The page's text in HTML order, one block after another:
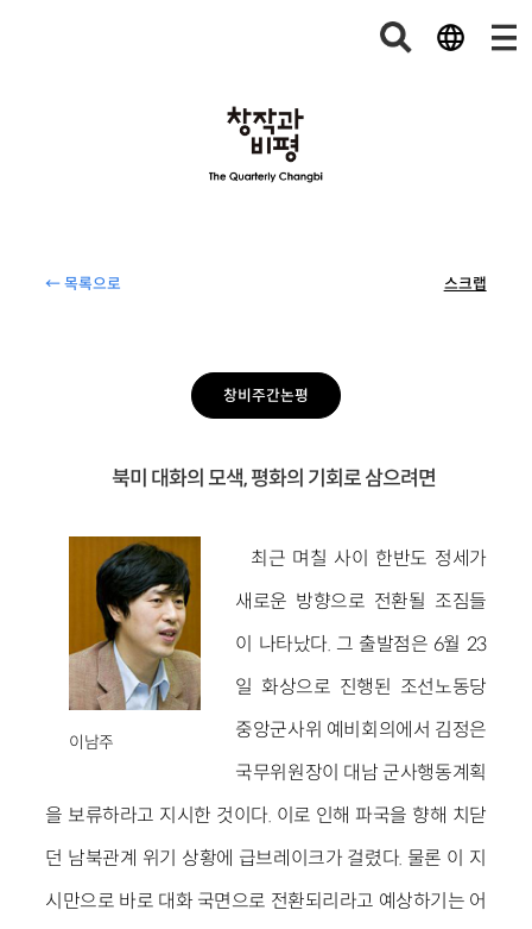
← 목록으로 스크랩
창비주간논평
북미 대화의 모색, 평화의 기회로 삼으려면
이남주
최근 며칠 사이 한반도 정세가
새로운 방향으로 전환될 조짐들
이 나타났다. 그 출발점은 6월 23
일 화상으로 진행된 조선노동당
중앙군사위 예비회의에서 김정은
국무위원장이 대남 군사행동계획
을 보류하라고 지시한 것이다. 이로 인해 파국을 향해 치닫
던 남북관계 위기 상황에 급브레이크가 걸렸다. 물론 이 지
시만으로 바로 대화 국면으로 전환되리라고 예상하기는 어